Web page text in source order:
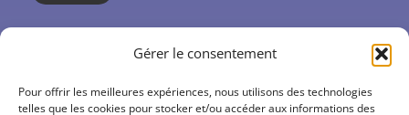
Gérer le consentement
Pour offrir les meilleures expériences, nous utilisons des technologies
telles que les cookies pour stocker et/ou accéder aux informations des
CO’santé
Centres de santé